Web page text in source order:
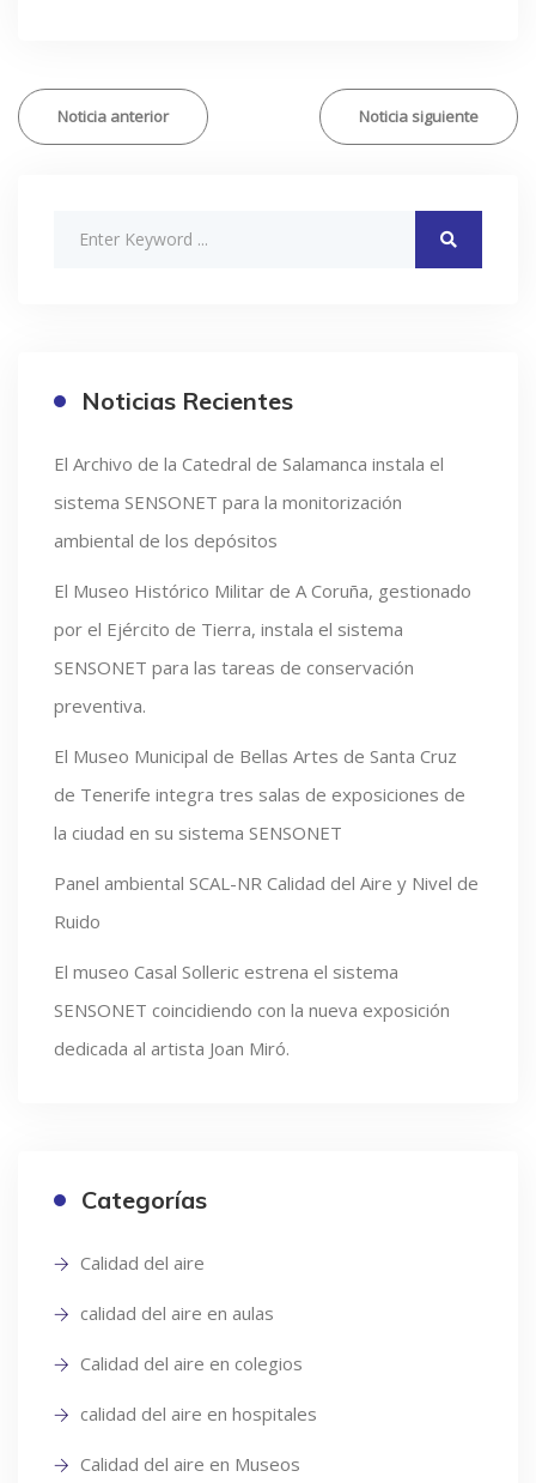
Noticia anterior Noticia siguiente
Noticias Recientes
El Archivo de la Catedral de Salamanca instala el
sistema SENSONET para la monitorización
ambiental de los depósitos
El Museo Histórico Militar de A Coruña, gestionado
por el Ejército de Tierra, instala el sistema
SENSONET para las tareas de conservación
preventiva.
El Museo Municipal de Bellas Artes de Santa Cruz
de Tenerife integra tres salas de exposiciones de
la ciudad en su sistema SENSONET
Panel ambiental SCAL-NR Calidad del Aire y Nivel de
Ruido
El museo Casal Solleric estrena el sistema
SENSONET coincidiendo con la nueva exposición
dedicada al artista Joan Miró.
Categorías
Calidad del aire
calidad del aire en aulas
Calidad del aire en colegios
calidad del aire en hospitales
Calidad del aire en Museos